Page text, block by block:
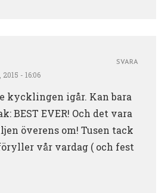
- 16:06
kycklingen igår. Kan bara
BEST EVER! Och det vara
överens om! Tusen tack
vår vardag ( och fest
SVARA